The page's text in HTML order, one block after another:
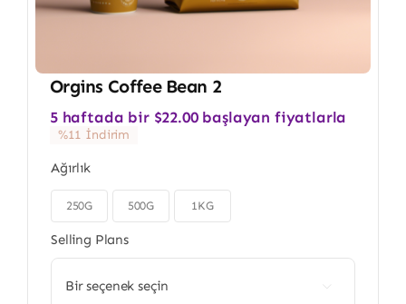
Orgins Coffee Bean 2
5 haftada bir $22.00 başlayan fiyatlarla
%11 İndirim
Ağırlık
250G 500G 1KG
Selling Plans